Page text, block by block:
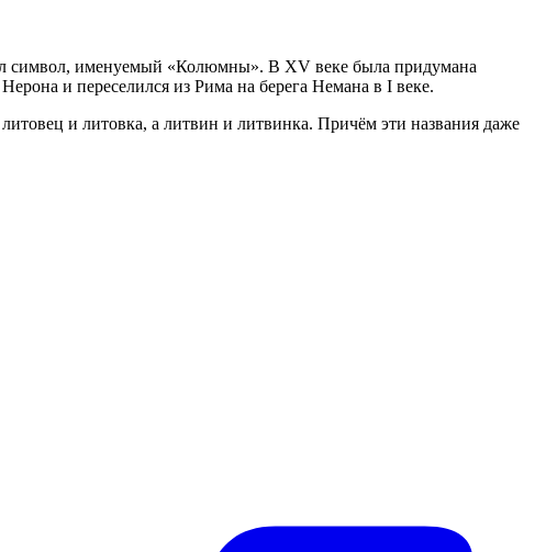
символ, именуемый «Колюмны». В XV веке была придумана
и переселился из Рима на берега Немана в I веке.
и литовка, а литвин и литвинка. Причём эти названия даже